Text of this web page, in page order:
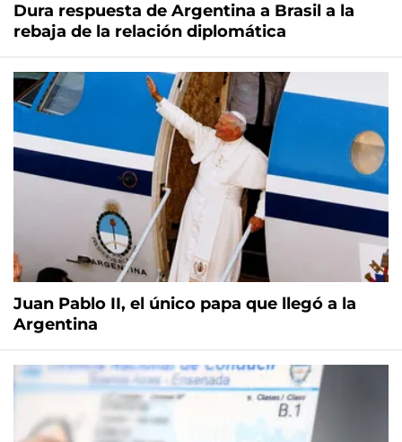
Dura respuesta de Argentina a Brasil a la
rebaja de la relación diplomática
Juan Pablo II, el único papa que llegó a la
Argentina